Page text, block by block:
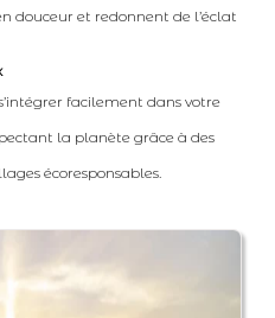
douceur et redonnent de l’éclat
facilement dans votre
la planète grâce à des
écoresponsables.